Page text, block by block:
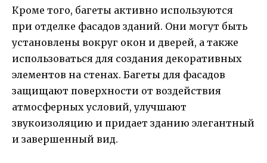
Кроме того, багеты активно используются
при отделке фасадов зданий. Они могут быть
установлены вокруг окон и дверей, а также
использоваться для создания декоративных
элементов на стенах. Багеты для фасадов
защищают поверхности от воздействия
атмосферных условий, улучшают
звукоизоляцию и придает зданию элегантный
и завершенный вид.